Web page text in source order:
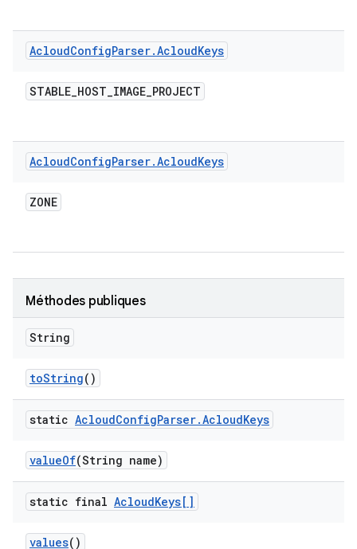
AcloudConfigParser.AcloudKeys
STABLE_HOST_IMAGE_PROJECT
AcloudConfigParser.AcloudKeys
ZONE
Méthodes publiques
String
toString()
static AcloudConfigParser.AcloudKeys
valueOf(String name)
static final AcloudKeys[]
values()